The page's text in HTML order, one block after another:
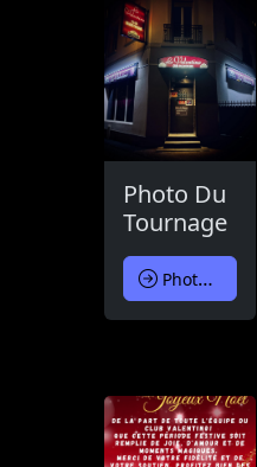
Photo Du
Tournage
Photo Du Tournage